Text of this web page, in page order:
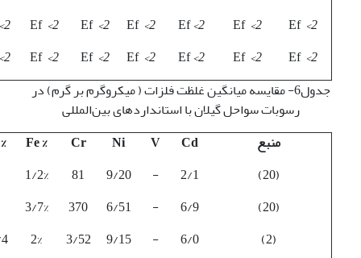
2>
Ef
2>
Ef
2>
Ef
2>
Ef
2>
Ef
2>
Ef
2>
2>
Ef
2>
Ef
2>
Ef
2>
Ef
2>
Ef
2>
Ef
2>
جدول6- مقایسه میانگین غلظت فلزات ( میکروگرم بر گرم) در
رسوبات سواحل گیلان با استانداردهای بین‌المللی
منبع
Cd
V
Ni
Cr
% Fe
Al
(20)
2/1
-
9/20
81
2%/1
(20)
6/9
-
6/51
370
7%/3
(2)
6/0
-
9/15
3/52
2%
4/%1